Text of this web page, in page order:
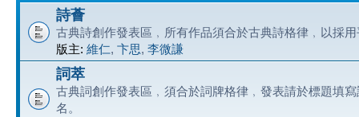
詩薈
古典詩創作發表區﹐所有作品須合於古典詩格律﹐以採
版主: 維仁, 卞思, 李微謙
詞萃
古典詞創作發表區﹐須合於詞牌格律﹐發表請於標題填
名。